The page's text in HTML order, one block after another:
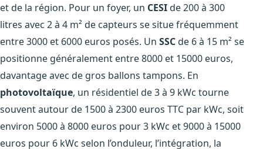
et de la région. Pour un foyer, un CESIde 200 à 300
litres avec 2 à 4 m² de capteurs se situe fréquemment
entre 3000 et 6000 euros posés. Un SSCde 6 à 15 m² se
positionne généralement entre 8000 et 15000 euros,
davantage avec de gros ballons tampons. En
photovoltaïque, un résidentiel de 3 à 9 kWc tourne
souvent autour de 1500 à 2300 euros TTC par kWc, soit
environ 5000 à 8000 euros pour 3 kWc et 9000 à 15000
euros pour 6 kWc selon l’onduleur, l’intégration, la